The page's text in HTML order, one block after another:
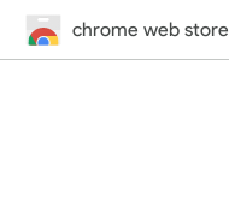
chrome web store